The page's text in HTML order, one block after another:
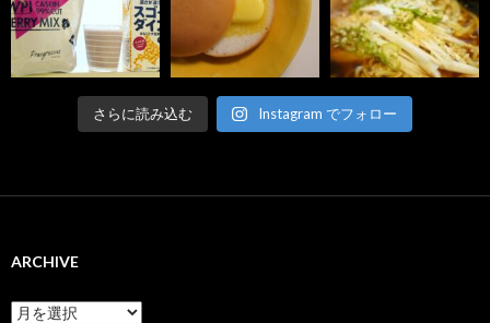
さらに読み込む Instagram でフォロー
ARCHIVE
ARCHIVE